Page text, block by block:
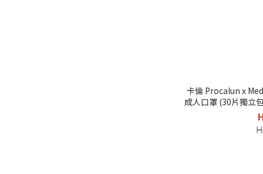
卡倫 Procalun x
成人口罩 (30片獨立